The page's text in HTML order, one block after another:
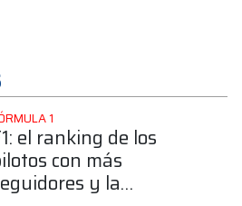
1
el ranking de los
con más
y la